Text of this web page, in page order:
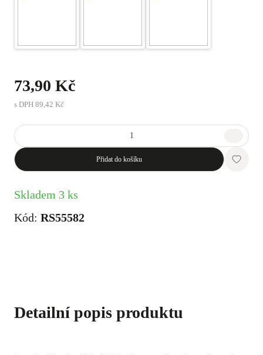
73,90 Kč
s DPH 89,42 Kč
Přidat do košíku
Skladem 3 ks
Kód: RS55582
Detailní popis produktu